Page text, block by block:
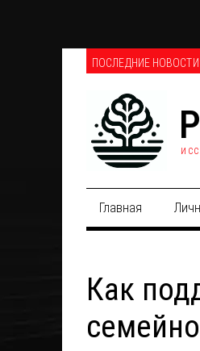
ПОСЛЕДНИЕ НОВОСТИ
Главная
Как